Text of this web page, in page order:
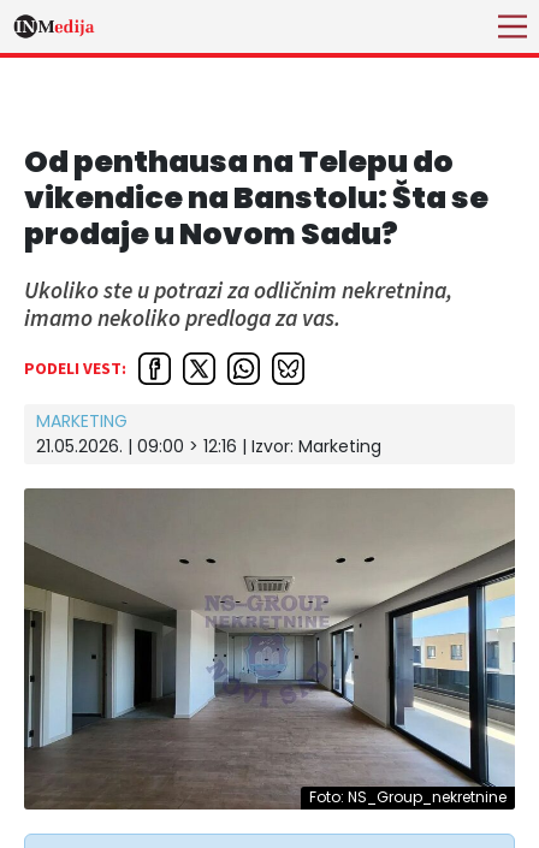
Od penthausa na Telepu do
vikendice na Banstolu: Šta se
prodaje u Novom Sadu?
Ukoliko ste u potrazi za odličnim nekretnina,
imamo nekoliko predloga za vas.
PODELI VEST:
MARKETING
21.05.2026. | 09:00 > 12:16 | Izvor: Marketing
Foto: NS_Group_nekretnine